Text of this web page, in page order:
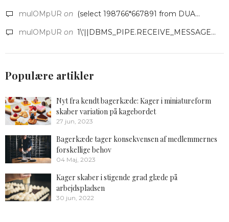
mulOMpUR on (select 198766*667891 from DUA...
mulOMpUR on 1\'||DBMS_PIPE.RECEIVE_MESSAGE...
Populære artikler
Nyt fra kendt bagerkæde: Kager i miniatureform
skaber variation på kagebordet
27 jun, 2023
Bagerkæde tager konsekvensen af medlemmernes
forskellige behov
04 Maj, 2023
Kager skaber i stigende grad glæde på
arbejdspladsen
30 jun, 2022